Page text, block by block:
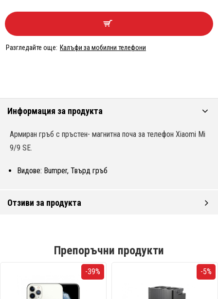
Разгледайте още: Калъфи за мобилни телефони
Информация за продукта
Армиран гръб с пръстен- магнитна поча за телефон Xiaomi Mi
9/9 SE.
Видове: Bumper, Твърд гръб
Отзиви за продукта
Препоръчни продукти
-39% -5%